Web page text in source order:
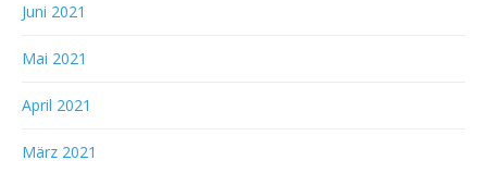
Juni 2021
Mai 2021
April 2021
März 2021